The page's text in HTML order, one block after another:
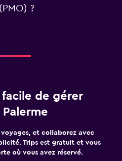
?
de gérer
et collaborez avec
Trips est gratuit et vous
où vous avez réservé.